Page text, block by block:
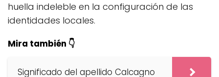
huella indeleble en la configuración de las
identidades locales.
Mira también 👇
Significado del apellido Calcagno